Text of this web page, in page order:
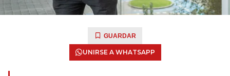
GUARDAR
UNIRSE A WHATSAPP